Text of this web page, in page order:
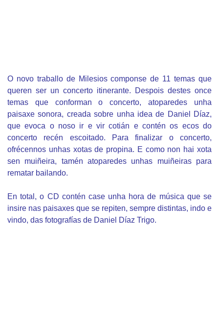
O novo traballo de Milesios componse de 11 temas que
queren ser un concerto itinerante. Despois destes once
temas que conforman o concerto, atoparedes unha
paisaxe sonora, creada sobre unha idea de Daniel Díaz,
que evoca o noso ir e vir cotián e contén os ecos do
concerto recén escoitado. Para finalizar o concerto,
ofrécennos unhas xotas de propina. E como non hai xota
sen muiñeira, tamén atoparedes unhas muiñeiras para
rematar bailando.
En total, o CD contén case unha hora de música que se
insire nas paisaxes que se repiten, sempre distintas, indo e
vindo, das fotografías de Daniel Díaz Trigo.